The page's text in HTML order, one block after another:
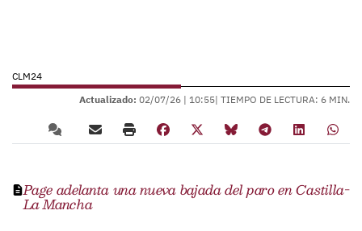
CLM24
Actualizado: 02/07/26 | 10:55| TIEMPO DE LECTURA: 6 MIN.
Page adelanta una nueva bajada del paro en Castilla-
La Mancha